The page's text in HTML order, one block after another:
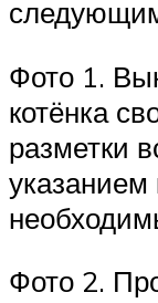
Фото 1.
котёнка
разметки
указанием
Фото 2.